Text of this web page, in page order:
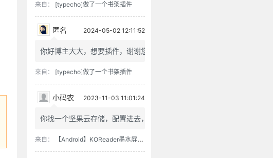
来自： [typecho]做了一个书架插件
匿名 2024-05-02 12:11:52
你好博主大大，想要插件，谢谢您
来自： [typecho]做了一个书架插件
小码农 2023-11-03 11:01:24
你找一个坚果云存储，配置进去，...
来自： 【Android】KOReader墨水屏用阅读器